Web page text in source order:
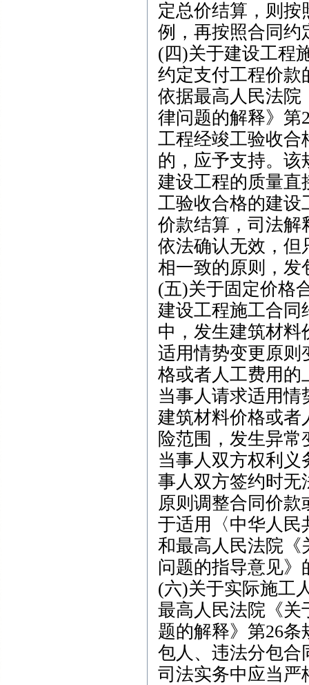
定总价结算，则
例，再按照合同约
(四)关于建设工程
约定支付工程价款
依据最高人民法院
律问题的解释》第
工程经竣工验收合
的，应予支持。该
建设工程的质量直
工验收合格的建设
价款结算，司法解
依法确认无效，但
相一致的原则，发
(五)关于固定价格
建设工程施工合同
中，发生建筑材料
适用情势变更原则
格或者人工费用的
当事人请求适用
建筑材料价格或者
险范围，发生异
当事人双方权利
事人双方签约时无
原则调整合同价
于适用〈中华人民
和最高人民法院《
问题的指导意见》
(六)关于实际施工
最高人民法院《关
题的解释》第26
包人、违法分包合
司法实务中应当严